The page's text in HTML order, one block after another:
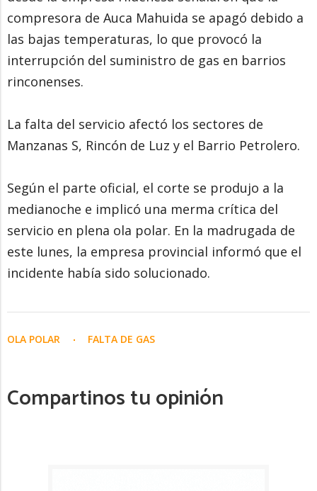
compresora de Auca Mahuida se apagó debido a
las bajas temperaturas, lo que provocó la
interrupción del suministro de gas en barrios
rinconenses.
La falta del servicio afectó los sectores de
Manzanas S, Rincón de Luz y el Barrio Petrolero.
Según el parte oficial, el corte se produjo a la
medianoche e implicó una merma crítica del
servicio en plena ola polar. En la madrugada de
este lunes, la empresa provincial informó que el
incidente había sido solucionado.
OLA POLAR FALTA DE GAS
Compartinos tu opinión